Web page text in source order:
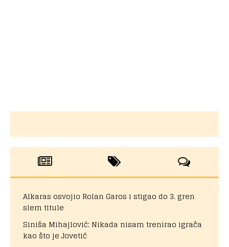
Alkaras osvojio Rolan Garos i stigao do 3. gren
slem titule
Siniša Mihajlović: Nikada nisam trenirao igrača
kao što je Jovetić